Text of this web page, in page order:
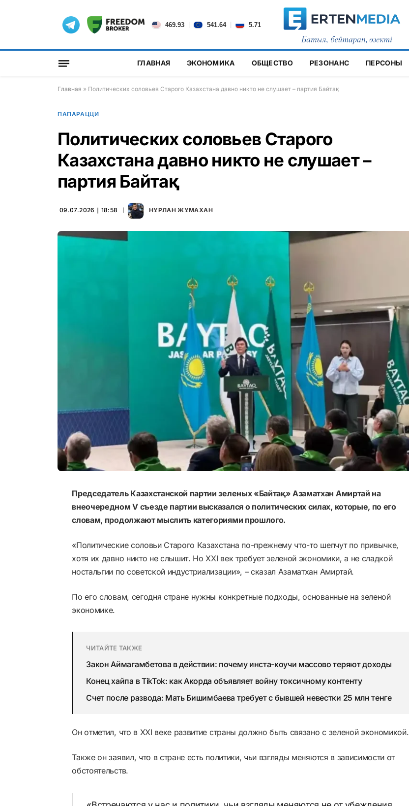
469.93 541.64 5.71
ГЛАВНАЯ ЭКОНОМИКА ОБЩЕСТВО РЕЗОНАНС ПЕРСОНЫ
Главная » Политических соловьев Старого Казахстана давно никто не слушает – партия Байтақ
ПАПАРАЦЦИ
Политических соловьев Старого
Казахстана давно никто не слушает –
партия Байтақ
09.07.2026 ∣ 18:58 НҰРЛАН ЖҰМАХАН
Председатель Казахстанской партии зеленых «Байтақ» Азаматхан Амиртай на
внеочередном V съезде партии высказался о политических силах, которые, по его
словам, продолжают мыслить категориями прошлого.
«Политические соловьи Старого Казахстана по-прежнему что-то шепчут по привычке,
хотя их давно никто не слышит. Но XXI век требует зеленой экономики, а не сладкой
ностальгии по советской индустриализации», – сказал Азаматхан Амиртай.
По его словам, сегодня стране нужны конкретные подходы, основанные на зеленой
экономике.
ЧИТАЙТЕ ТАКЖЕ
Закон Аймагамбетова в действии: почему инста-коучи массово теряют доходы
Конец хайпа в TikTok: как Акорда объявляет войну токсичному контенту
Счет после развода: Мать Бишимбаева требует с бывшей невестки 25 млн тенге
Он отметил, что в XXI веке развитие страны должно быть связано с зеленой экономикой.
Также он заявил, что в стране есть политики, чьи взгляды меняются в зависимости от
обстоятельств.